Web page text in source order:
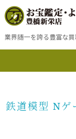
業界随一を誇る豊富な
ブランドバッ
鉄道模型 Nゲ